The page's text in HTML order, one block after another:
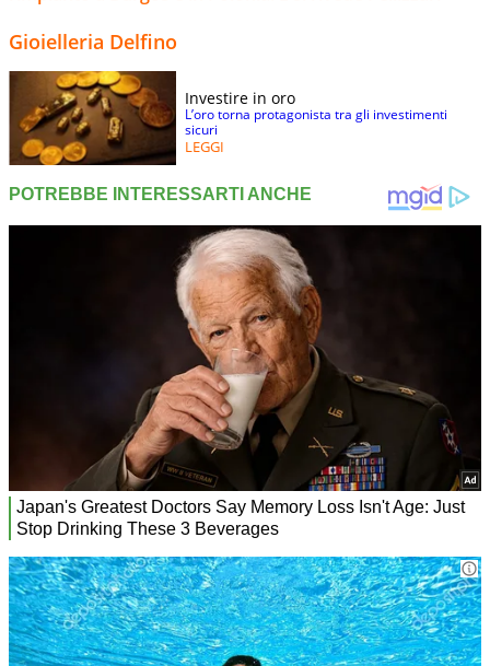
Gioielleria Delfino
Investire in oro
L’oro torna protagonista tra gli investimenti
sicuri
LEGGI